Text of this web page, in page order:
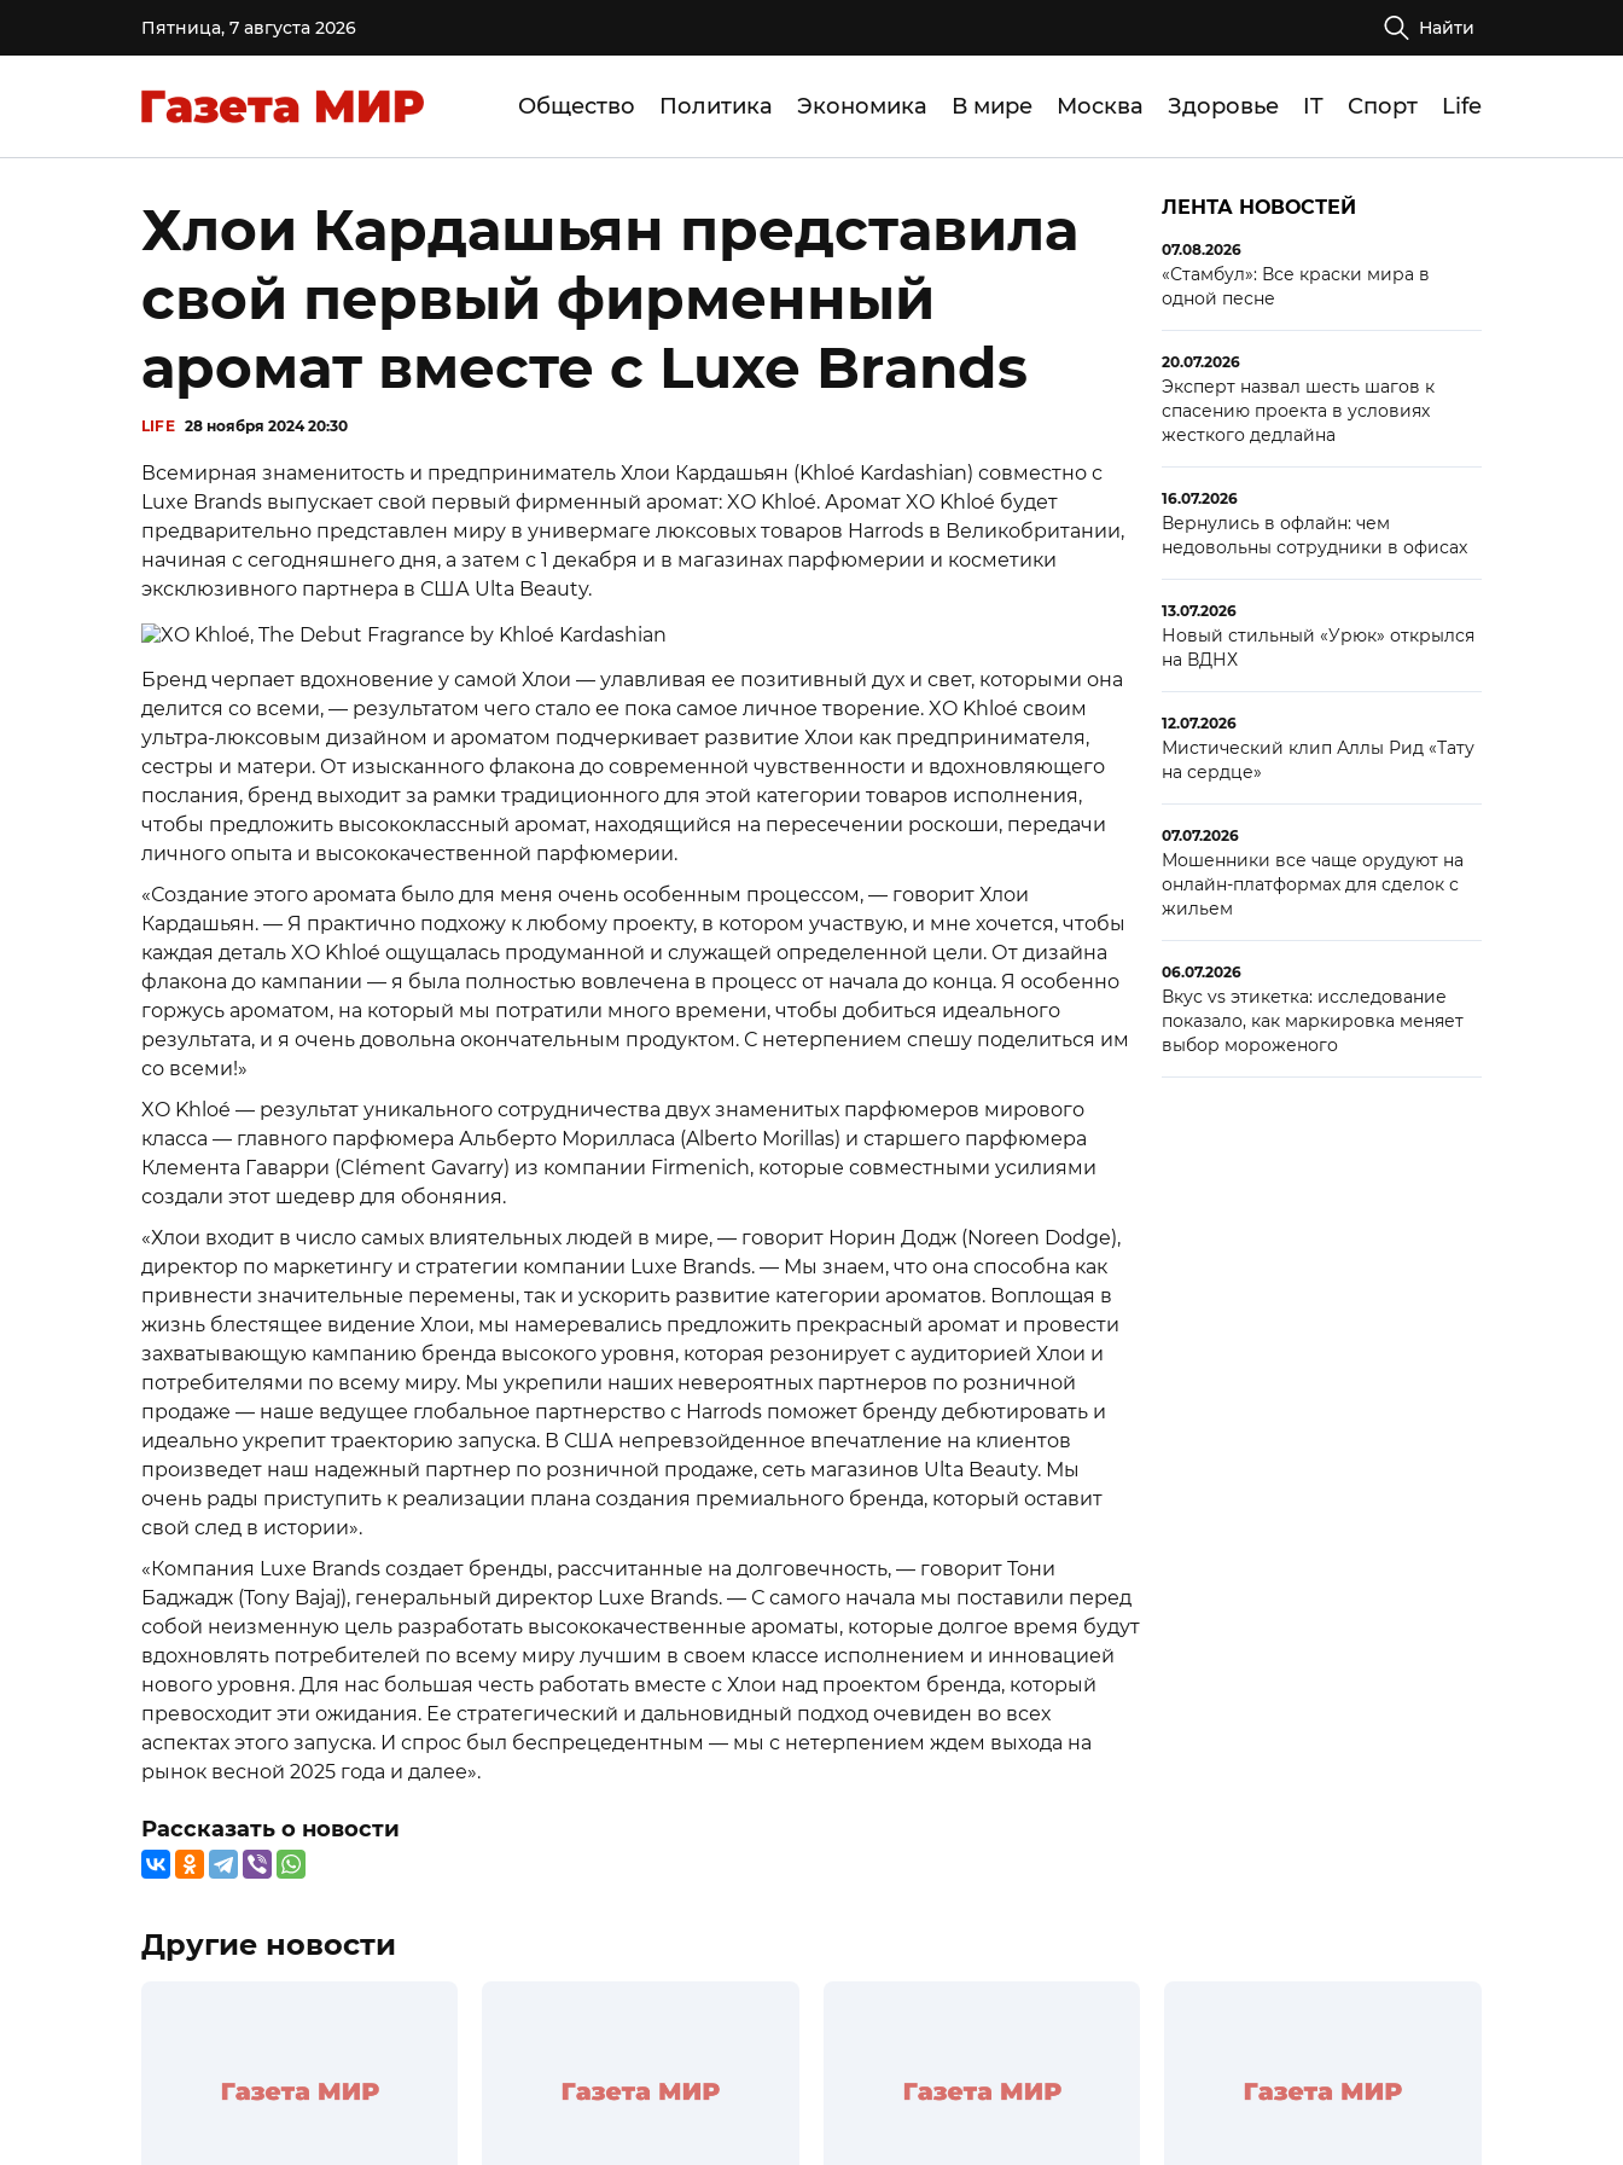
Пятница, 7 августа 2026 Найти
Общество Политика Экономика В мире Москва Здоровье IT Спорт Life
Хлои Кардашьян представила
свой первый фирменный
аромат вместе с Luxe Brands
LIFE 28 ноября 2024 20:30
Всемирная знаменитость и предприниматель Хлои Кардашьян (Khloé Kardashian) совместно с
Luxe Brands выпускает свой первый фирменный аромат: XO Khloé. Аромат XO Khloé будет
предварительно представлен миру в универмаге люксовых товаров Harrods в Великобритании,
начиная с сегодняшнего дня, а затем с 1 декабря и в магазинах парфюмерии и косметики
эксклюзивного партнера в США Ulta Beauty.
Бренд черпает вдохновение у самой Хлои — улавливая ее позитивный дух и свет, которыми она
делится со всеми, — результатом чего стало ее пока самое личное творение. XO Khloé своим
ультра-люксовым дизайном и ароматом подчеркивает развитие Хлои как предпринимателя,
сестры и матери. От изысканного флакона до современной чувственности и вдохновляющего
послания, бренд выходит за рамки традиционного для этой категории товаров исполнения,
чтобы предложить высококлассный аромат, находящийся на пересечении роскоши, передачи
личного опыта и высококачественной парфюмерии.
«Создание этого аромата было для меня очень особенным процессом, — говорит Хлои
Кардашьян. — Я практично подхожу к любому проекту, в котором участвую, и мне хочется, чтобы
каждая деталь XO Khloé ощущалась продуманной и служащей определенной цели. От дизайна
флакона до кампании — я была полностью вовлечена в процесс от начала до конца. Я особенно
горжусь ароматом, на который мы потратили много времени, чтобы добиться идеального
результата, и я очень довольна окончательным продуктом. С нетерпением спешу поделиться им
со всеми!»
XO Khloé — результат уникального сотрудничества двух знаменитых парфюмеров мирового
класса — главного парфюмера Альберто Морилласа (Alberto Morillas) и старшего парфюмера
Клемента Гаварри (Clément Gavarry) из компании Firmenich, которые совместными усилиями
создали этот шедевр для обоняния.
«Хлои входит в число самых влиятельных людей в мире, — говорит Норин Додж (Noreen Dodge),
директор по маркетингу и стратегии компании Luxe Brands. — Мы знаем, что она способна как
привнести значительные перемены, так и ускорить развитие категории ароматов. Воплощая в
жизнь блестящее видение Хлои, мы намеревались предложить прекрасный аромат и провести
захватывающую кампанию бренда высокого уровня, которая резонирует с аудиторией Хлои и
потребителями по всему миру. Мы укрепили наших невероятных партнеров по розничной
продаже — наше ведущее глобальное партнерство с Harrods поможет бренду дебютировать и
идеально укрепит траекторию запуска. В США непревзойденное впечатление на клиентов
произведет наш надежный партнер по розничной продаже, сеть магазинов Ulta Beauty. Мы
очень рады приступить к реализации плана создания премиального бренда, который оставит
свой след в истории».
«Компания Luxe Brands создает бренды, рассчитанные на долговечность, — говорит Тони
Баджадж (Tony Bajaj), генеральный директор Luxe Brands. — С самого начала мы поставили перед
собой неизменную цель разработать высококачественные ароматы, которые долгое время будут
вдохновлять потребителей по всему миру лучшим в своем классе исполнением и инновацией
нового уровня. Для нас большая честь работать вместе с Хлои над проектом бренда, который
превосходит эти ожидания. Ее стратегический и дальновидный подход очевиден во всех
аспектах этого запуска. И спрос был беспрецедентным — мы с нетерпением ждем выхода на
рынок весной 2025 года и далее».
Рассказать о новости
ЛЕНТА НОВОСТЕЙ
07.08.2026
«Стамбул»: Все краски мира в
одной песне
20.07.2026
Эксперт назвал шесть шагов к
спасению проекта в условиях
жесткого дедлайна
16.07.2026
Вернулись в офлайн: чем
недовольны сотрудники в офисах
13.07.2026
Новый стильный «Урюк» открылся
на ВДНХ
12.07.2026
Мистический клип Аллы Рид «Тату
на сердце»
07.07.2026
Мошенники все чаще орудуют на
онлайн-платформах для сделок с
жильем
06.07.2026
Вкус vs этикетка: исследование
показало, как маркировка меняет
выбор мороженого
Другие новости